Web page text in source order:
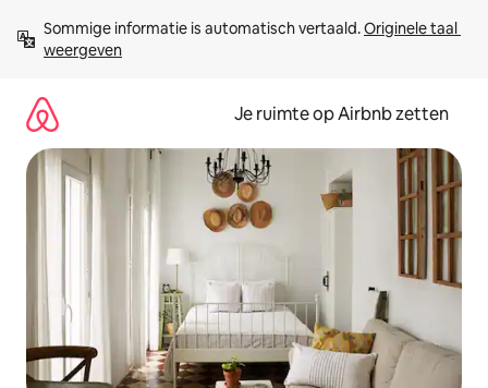
direct
naar
Sommige informatie is automatisch vertaald. Originele taal
weergeven
Je ruimte op Airbnb zetten